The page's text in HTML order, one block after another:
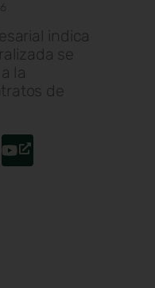
indica
se
la
de